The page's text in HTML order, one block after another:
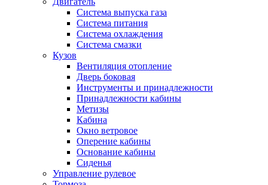
Система выпуска газа
Система питания
Система охлаждения
Система смазки
Кузов
Вентиляция отопление
Дверь боковая
Инструменты и принадлежности
Принадлежности кабины
Метизы
Кабина
Окно ветровое
Оперение кабины
Основание кабины
Сиденья
Управление рулевое